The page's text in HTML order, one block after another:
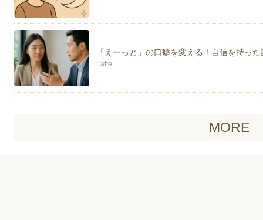
「えーっと」の口癖を変える！自信を持っ
Latte
MORE